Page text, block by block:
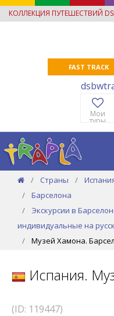
КОЛЛЕКЦИЯ ПУТЕШЕСТВИЙ
FAST TRACK
Мои
туры
Страны
Барселона
Экскурсии в
индивидуальные на
Музей Хамона.
Испания.
(ID: 119447)